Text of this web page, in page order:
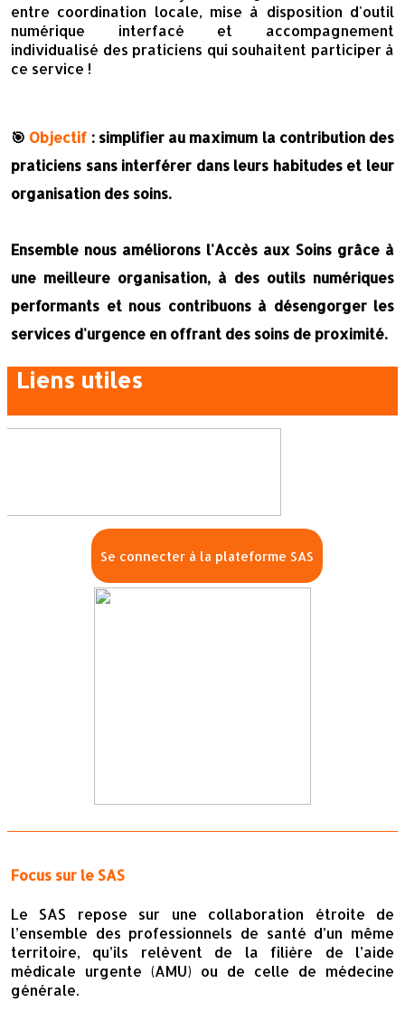
entre coordination locale, mise à disposition d'outil
numérique interfacé et accompagnement
individualisé des praticiens qui souhaitent participer à
ce service !
🎯 Objectif : simplifier au maximum la contribution des
praticiens sans interférer dans leurs habitudes et leur
organisation des soins.
Ensemble nous améliorons l'Accès aux Soins grâce à
une meilleure organisation, à des outils numériques
performants et nous contribuons à désengorger les
services d'urgence en offrant des soins de proximité.
Liens utiles
Se connecter à la plateforme SAS
Focus sur le SAS
Le SAS repose sur une collaboration étroite de
l’ensemble des professionnels de santé d’un même
territoire, qu’ils relèvent de la filière de l’aide
médicale urgente (AMU) ou de celle de médecine
générale.